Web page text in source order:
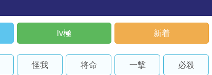
lv極 新着
怪我 将命 一撃 必殺